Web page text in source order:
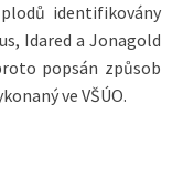
identifikovány
Idared a Jonagold
popsán způsob
ve VŠÚO.